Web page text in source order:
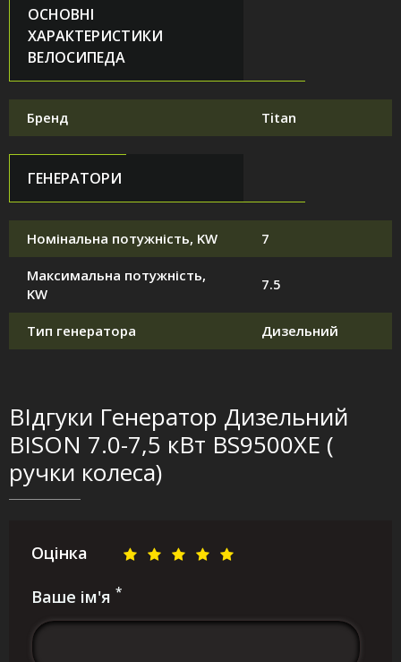
ОСНОВНІ
ХАРАКТЕРИСТИКИ
ВЕЛОСИПЕДА
Бренд Titan
ГЕНЕРАТОРИ
Номінальна потужність, KW 7
Максимальна потужність,
KW
7.5
Тип генератора Дизельний
ВІдгуки Генератор Дизельний
BISON 7.0-7,5 кВт BS9500XE (
ручки колеса)
Оцінка
Ваше ім'я *